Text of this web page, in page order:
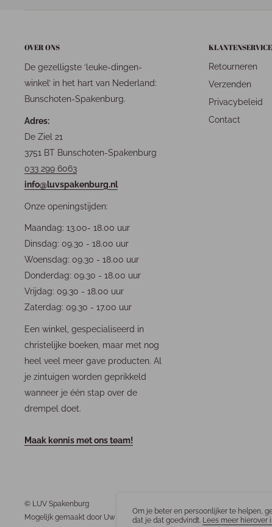
OVER ONS
De gezelligste ‘leuke-dingen-
winkel’ in het hart van Nederland:
Bunschoten-Spakenburg.
Adres:
De Ziel 21
3751 BT Bunschoten-Spakenburg
033 299 6063
info@luvspakenburg.nl
Onze openingstijden:
Maandag: 13.00- 18.00 uur
Dinsdag: 09.30 - 18.00 uur
Woensdag: 09.30 - 18.00 uur
Donderdag: 09.30 - 18.00 uur
Vrijdag: 09.30 - 18.00 uur
Zaterdag: 09.30 - 17.00 uur
Een winkel, gespecialiseerd in
christelijke boeken, maar met nog
heel veel meer gave producten. Al
je zintuigen worden geprikkeld
wanneer je één stap over de
drempel doet.
Maak kennis met ons team!
KLANTENSERVICE
Retourneren
Verzenden
Privacybeleid
Contact
© LUV Spakenburg
Mogelijk gemaakt door Uw Business Online
Om je beter en persoonlijker te helpen,
dat je dat goedvindt. Lees meer hierover